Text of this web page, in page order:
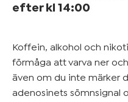
efter kl 14:00
Koffein, alkohol och
förmåga att varva ner
även om du inte märker
adenosinets sömnsignal